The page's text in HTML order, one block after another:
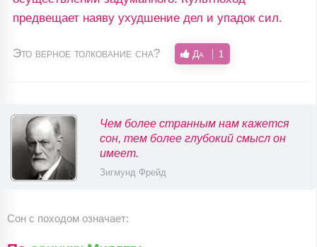
предвещает наяву ухудшение дел и упадок сил.
Это верное толкование сна? Да 1
Чем более странным нам кажется
сон, тем более глубокий смысл он
имеет.
Зигмунд Фрейд
Сон с походом означает: